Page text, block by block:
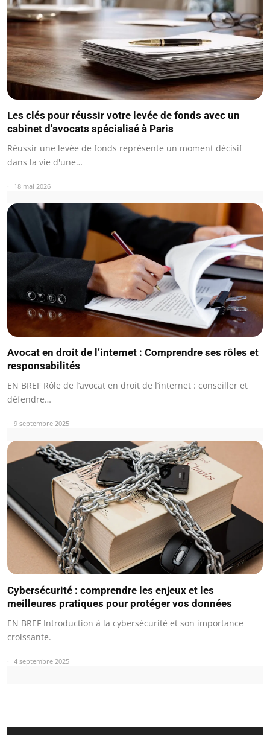
Les clés pour réussir votre levée de fonds avec un
cabinet d'avocats spécialisé à Paris
Réussir une levée de fonds représente un moment décisif
dans la vie d'une…
18 mai 2026
Avocat en droit de l’internet : Comprendre ses rôles et
responsabilités
EN BREF Rôle de l’avocat en droit de l’internet : conseiller et
défendre…
9 septembre 2025
Cybersécurité : comprendre les enjeux et les
meilleures pratiques pour protéger vos données
EN BREF Introduction à la cybersécurité et son importance
croissante.
4 septembre 2025